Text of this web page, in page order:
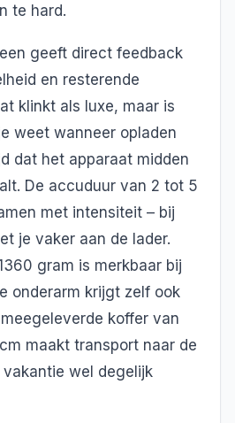
te hard.
geeft direct feedback
en resterende
klinkt als luxe, maar is
weet wanneer opladen
dat het apparaat midden
De accuduur van 2 tot 5
met intensiteit – bij
je vaker aan de lader.
gram is merkbaar bij
onderarm krijgt zelf ook
koffer van
maakt transport naar de
wel degelijk